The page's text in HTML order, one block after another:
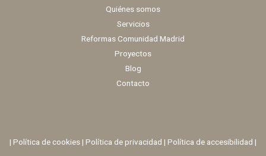
Quiénes somos
Servicios
Reformas Comunidad Madrid
Proyectos
Blog
Contacto
| Política de cookies| Política de privacidad | Política de accesibilidad |